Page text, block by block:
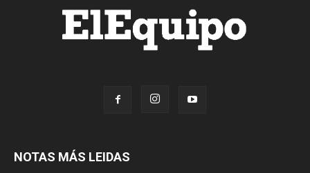
NOTAS MÁS LEIDAS